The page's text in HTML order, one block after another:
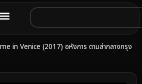
in Venice (2017) อหังการ ตามล่ากลางกรุง